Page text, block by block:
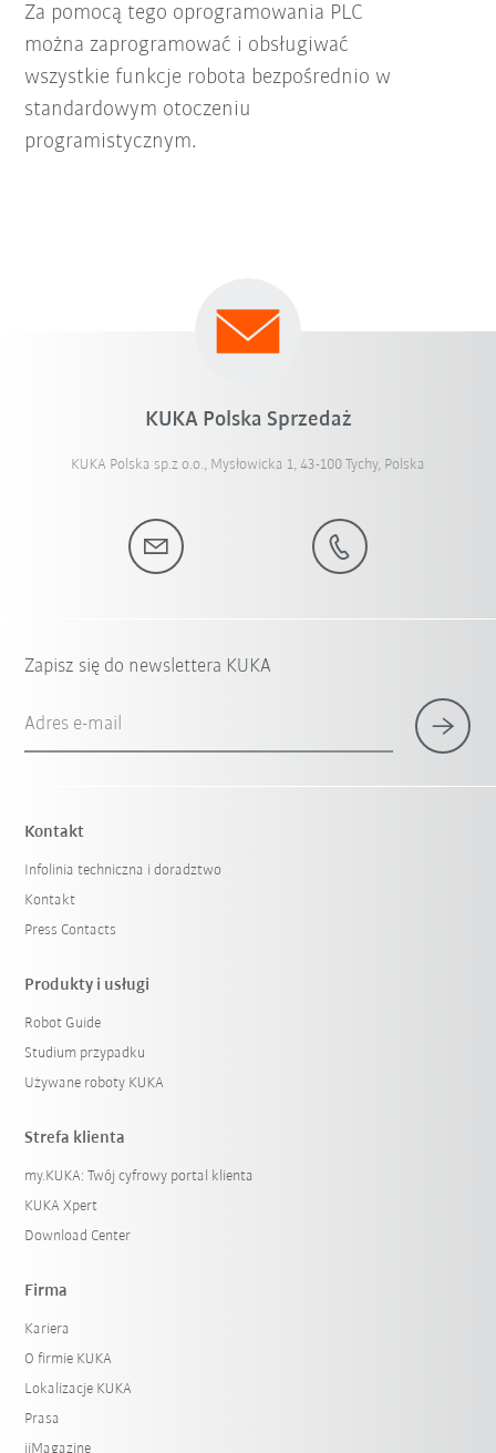
Za pomocą tego oprogramowania PLC
można zaprogramować i obsługiwać
wszystkie funkcje robota bezpośrednio w
standardowym otoczeniu
programistycznym.
KUKA Polska Sprzedaż
KUKA Polska sp.z o.o., Mysłowicka 1, 43-100 Tychy, Polska
Zapisz się do newslettera KUKA
Adres e-mail
Kontakt
Infolinia techniczna i doradztwo
Kontakt
Press Contacts
Produkty i usługi
Robot Guide
Studium przypadku
Używane roboty KUKA
Strefa klienta
my.KUKA: Twój cyfrowy portal klienta
KUKA Xpert
Download Center
Firma
Kariera
O firmie KUKA
Lokalizacje KUKA
Prasa
iiMagazine